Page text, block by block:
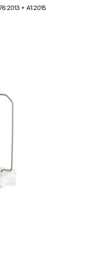
+ A1:2015